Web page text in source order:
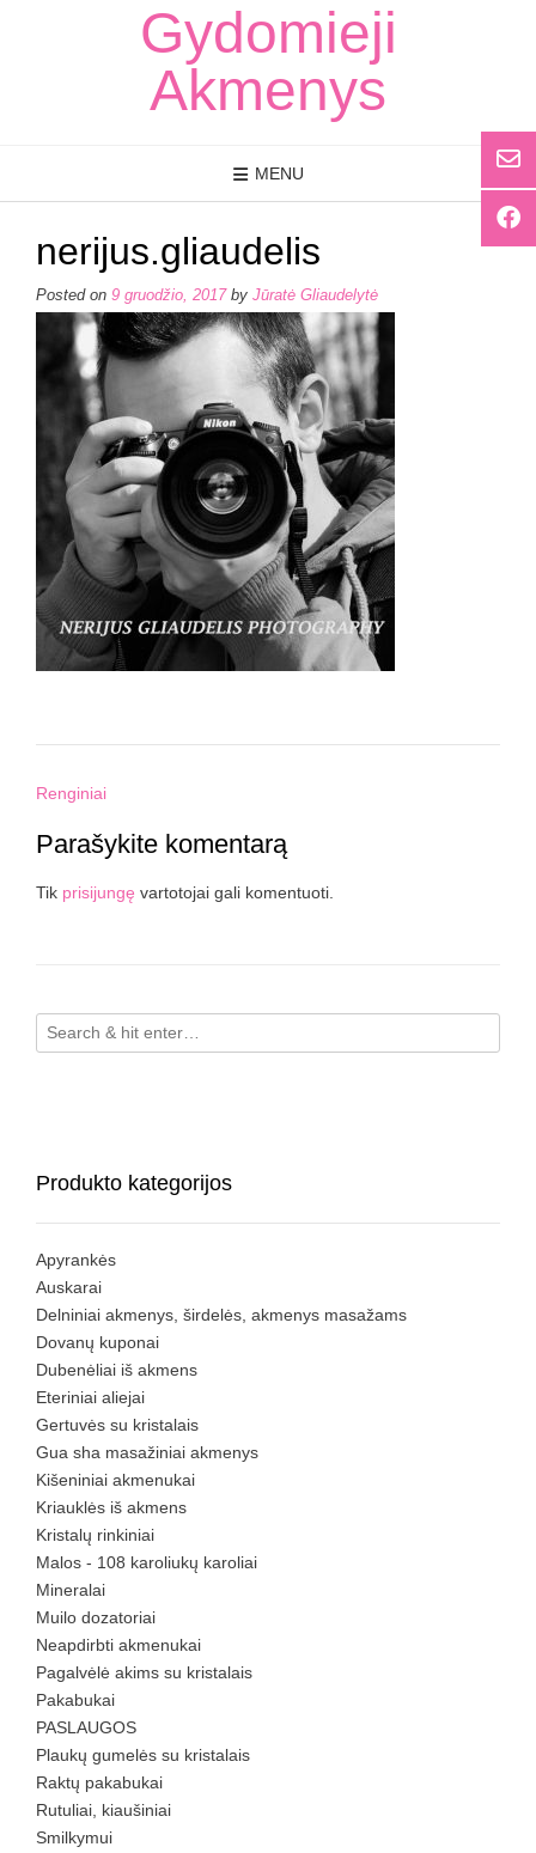
Gydomieji
Akmenys
MENU
nerijus.gliaudelis
Posted on 9 gruodžio, 2017 by Jūratė Gliaudelytė
Post
Renginiai
Parašykite komentarą
Tik prisijungę vartotojai gali komentuoti.
Produkto kategorijos
Apyrankės
Auskarai
Delniniai akmenys, širdelės, akmenys masažams
Dovanų kuponai
Dubenėliai iš akmens
Eteriniai aliejai
Gertuvės su kristalais
Gua sha masažiniai akmenys
Kišeniniai akmenukai
Kriauklės iš akmens
Kristalų rinkiniai
Malos - 108 karoliukų karoliai
Mineralai
Muilo dozatoriai
Neapdirbti akmenukai
Pagalvėlė akims su kristalais
Pakabukai
PASLAUGOS
Plaukų gumelės su kristalais
Raktų pakabukai
Rutuliai, kiaušiniai
Smilkymui